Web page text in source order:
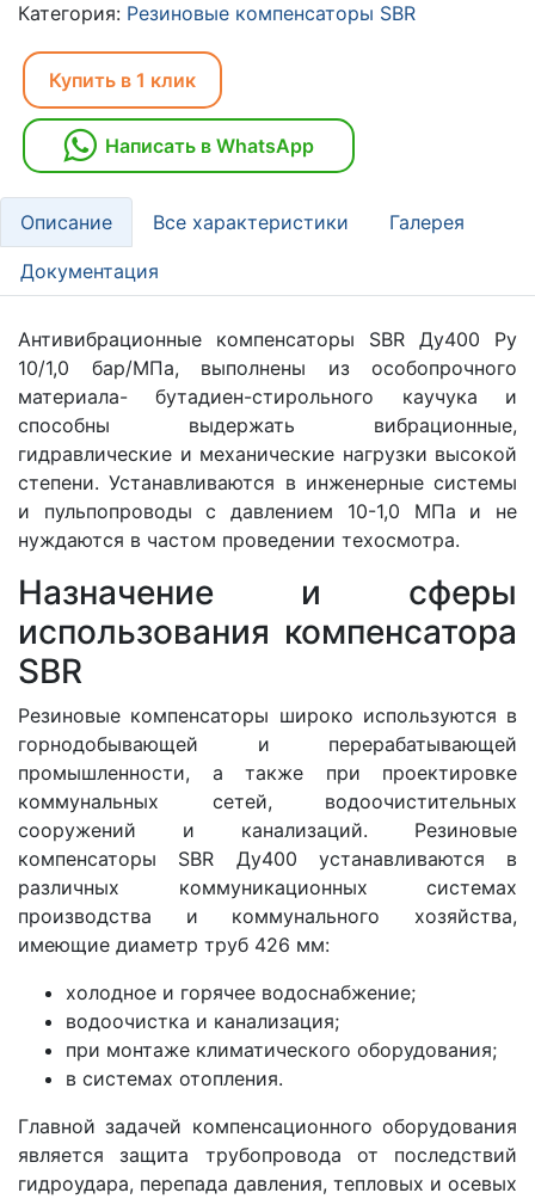
Категория: Резиновые компенсаторы SBR
Купить в 1 клик
Написать в WhatsApp
Описание Все характеристики Галерея
Документация
Антивибрационные компенсаторы SBR Ду400 Ру
10/1,0 бар/МПа, выполнены из особопрочного
материала- бутадиен-стирольного каучука и
способны выдержать вибрационные,
гидравлические и механические нагрузки высокой
степени. Устанавливаются в инженерные системы
и пульпопроводы с давлением 10-1,0 МПа и не
нуждаются в частом проведении техосмотра.
Назначение и сферы
использования компенсатора
SBR
Резиновые компенсаторы широко используются в
горнодобывающей и перерабатывающей
промышленности, а также при проектировке
коммунальных сетей, водоочистительных
сооружений и канализаций. Резиновые
компенсаторы SBR Ду400 устанавливаются в
различных коммуникационных системах
производства и коммунального хозяйства,
имеющие диаметр труб 426 мм:
холодное и горячее водоснабжение;
водоочистка и канализация;
при монтаже климатического оборудования;
в системах отопления.
Главной задачей компенсационного оборудования
является защита трубопровода от последствий
гидроудара, перепада давления, тепловых и осевых